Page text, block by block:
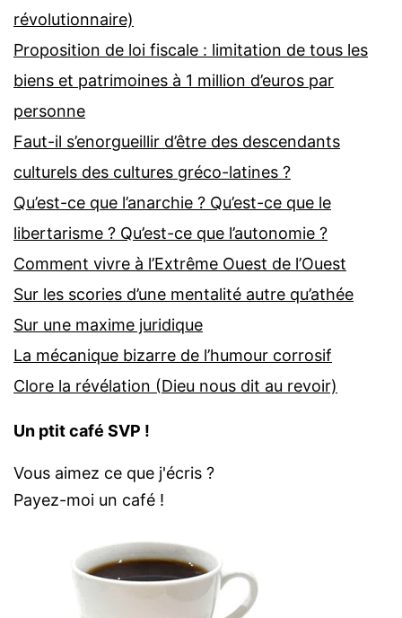
révolutionnaire)
Proposition de loi fiscale : limitation de tous les
biens et patrimoines à 1 million d’euros par
personne
Faut-il s’enorgueillir d’être des descendants
culturels des cultures gréco-latines ?
Qu’est-ce que l’anarchie ? Qu’est-ce que le
libertarisme ? Qu’est-ce que l’autonomie ?
Comment vivre à l’Extrême Ouest de l’Ouest
Sur les scories d’une mentalité autre qu’athée
Sur une maxime juridique
La mécanique bizarre de l’humour corrosif
Clore la révélation (Dieu nous dit au revoir)
Un ptit café SVP !
Vous aimez ce que j'écris ?
Payez-moi un café !